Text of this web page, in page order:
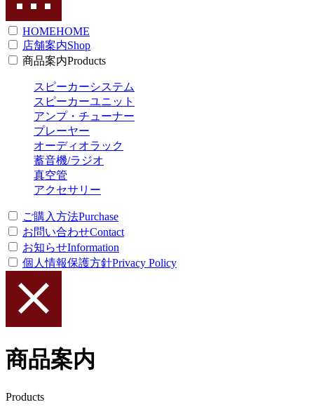
HOMEHOME
店舗案内Shop
商品案内Products
スピーカーシステム
スピーカーユニット
アンプ・チューナー
プレーヤー
オーディオラック
蓄音機/ラジオ
真空管
アクセサリー
ご購入方法Purchase
お問い合わせContact
お知らせInformation
個人情報保護方針Privacy Policy
商品案内
Products